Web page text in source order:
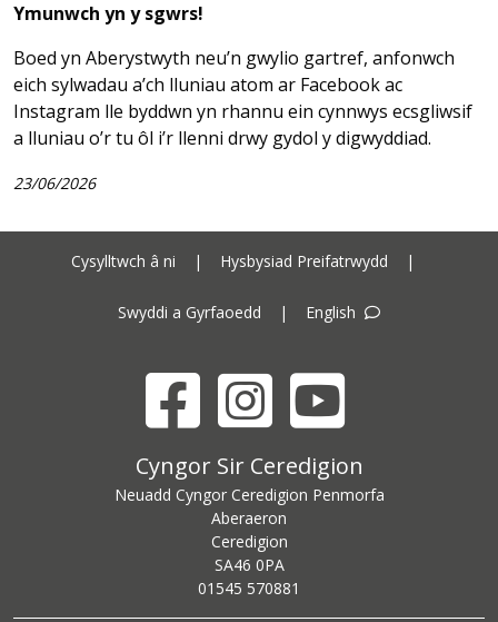
Ymunwch yn y sgwrs!
Boed yn Aberystwyth neu’n gwylio gartref, anfonwch
eich sylwadau a’ch lluniau atom ar Facebook ac
Instagram lle byddwn yn rhannu ein cynnwys ecsgliwsif
a lluniau o’r tu ôl i’r llenni drwy gydol y digwyddiad.
23/06/2026
Cysylltwch â ni | Hysbysiad Preifatrwydd |
Swyddi a Gyrfaoedd | English
FacebookInstagramYouTube
Cyngor Sir Ceredigion addressCyngor Sir Ceredigion
Neuadd Cyngor Ceredigion Penmorfa
Aberaeron
Ceredigion
SA46 0PA
Ceredigion County Council call centre phone number
01545 570881